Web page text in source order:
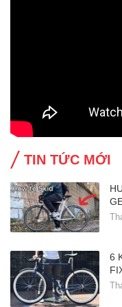
TIN TỨC MỚI
6